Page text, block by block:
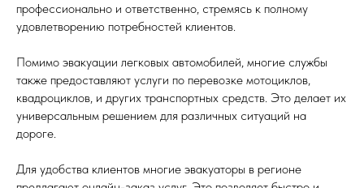
профессионально и ответственно, стремясь к полному
удовлетворению потребностей клиентов.
Помимо эвакуации легковых автомобилей, многие службы
также предоставляют услуги по перевозке мотоциклов,
квадроциклов, и других транспортных средств. Это делает их
универсальным решением для различных ситуаций на
дороге.
Для удобства клиентов многие эвакуаторы в регионе